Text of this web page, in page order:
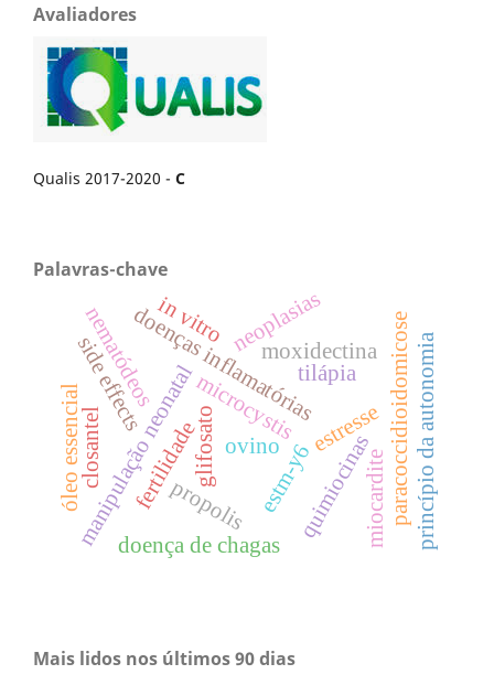
Avaliadores
Qualis 2017-2020 - C
Palavras-chave
glifosato
microcystistilápia
estresse
manipulação neonatal
fertilidade paracoccidioidomicose
estm-y6quimiocinas
doenças inflamatórias
propolis
side effects princípio da autonomia
doença de chagas
ovino
nematódeos
closantel
moxidectina
neoplasias
óleo essencial
in vitro
miocardite
Mais lidos nos últimos 90 dias